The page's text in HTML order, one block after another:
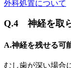
外科処置について
Q.4 神経を取
A.神経を残せる可
むし歯が深い場合